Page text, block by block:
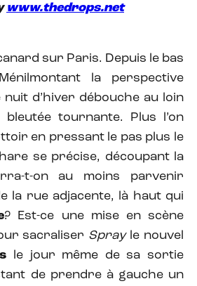
www.thedrops.net
sur Paris. Depuis le bas
la perspective
d’hiver débouche au loin
tournante. Plus l’on
en pressant le pas plus le
se précise, découpant la
t-on au moins parvenir
la rue adjacente, là haut qui
? Est-ce une mise en scène
sacraliser Sprayle nouvel
le jour même de sa sortie
de prendre à gauche un